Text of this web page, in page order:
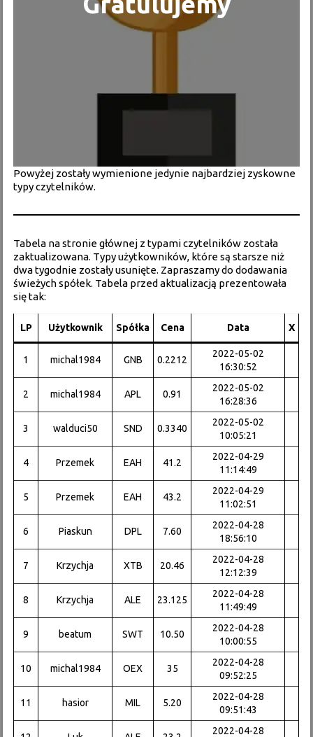
Powyżej zostały wymienione jedynie najbardziej zyskowne
typy czytelników.
Tabela na stronie głównej z typami czytelników została
zaktualizowana. Typy użytkowników, które są starsze niż
dwa tygodnie zostały usunięte. Zapraszamy do dodawania
świeżych spółek. Tabela przed aktualizacją prezentowała
się tak:
LP Użytkownik Spółka Cena Data X
1 michal1984 GNB 0.2212
2022-05-02
16:30:52
2 michal1984 APL 0.91
2022-05-02
16:28:36
3 walduci50 SND 0.3340
2022-05-02
10:05:21
4 Przemek EAH 41.2
2022-04-29
11:14:49
5 Przemek EAH 43.2
2022-04-29
11:02:51
6 Piaskun DPL 7.60
2022-04-28
18:56:10
7 Krzychja XTB 20.46
2022-04-28
12:12:39
8 Krzychja ALE 23.125
2022-04-28
11:49:49
9 beatum SWT 10.50
2022-04-28
10:00:55
10 michal1984 OEX 35
2022-04-28
09:52:25
11 hasior MIL 5.20
2022-04-28
09:51:43
2022-04-28